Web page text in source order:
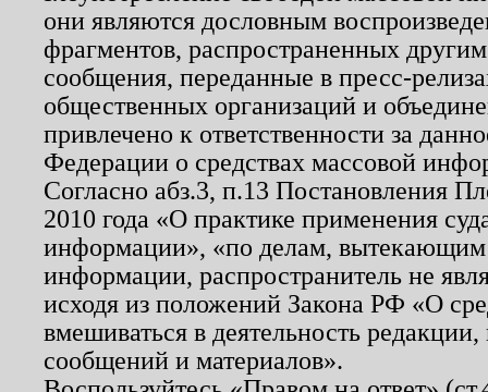
они являются дословным
фрагментов, распространенных
сообщения, переданные в пресс-
общественных организаций и
привлечено к ответственности за
Федерации о средствах массовой
Согласно абз.3, п.13 Постановления
2010 года «О практике применения
информации», «по делам, вытекающим
информации, распространитель не
исходя из положений Закона РФ «О
вмешиваться в деятельность
сообщений и материалов».